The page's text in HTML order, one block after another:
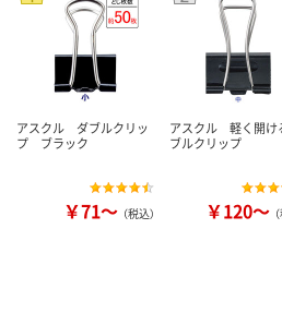
アスクル ダブルクリッ
プ ブラック
￥71～ （税込）
アスクル 軽く開け
ブルクリップ
￥120～